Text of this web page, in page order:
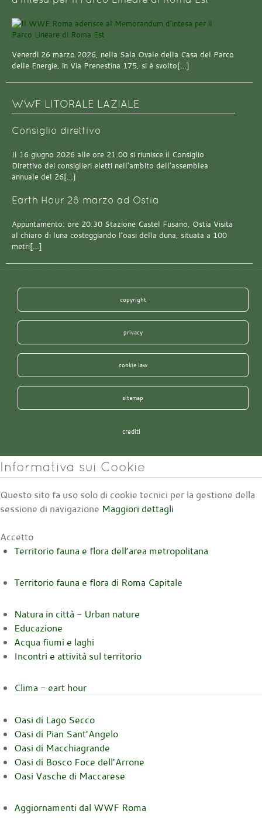
Venerdì 26 marzo 2026, nella Sala Ovale della Casa del Parco
delle Energie, in Via Prenestina 175, si è svolto[…]
WWF LITORALE LAZIALE
Consiglio direttivo
Il 16 giugno 2026 alle ore 21.00 si riunisce il Consiglio
Direttivo dei consiglieri eletti nell’ambito dell’assemblea
annuale del 26[…]
Earth Hour 28 marzo ad Ostia
Appuntamento: ore 20.30 Stazione Castel Fusano, Ostia Visita
al chiaro di luna costeggiando l’oasi della duna, situata a 100
metri[…]
copyright
privacy
cookie law
sitemap
crediti
Informativa sui Cookie
Questo sito fa uso solo di cookie tecnici per la gestione della
sessione di navigazione Maggiori dettagli
Accetto
Territorio fauna e flora dell’area metropolitana
Territorio fauna e flora di Roma Capitale
Natura in città - Urban nature
Educazione
Acqua fiumi e laghi
Incontri e attività sul territorio
Clima - eart hour
Oasi di Lago Secco
Oasi di Pian Sant’Angelo
Oasi di Macchiagrande
Oasi di Bosco Foce dell’Arrone
Oasi Vasche di Maccarese
Aggiornamenti dal WWF Roma